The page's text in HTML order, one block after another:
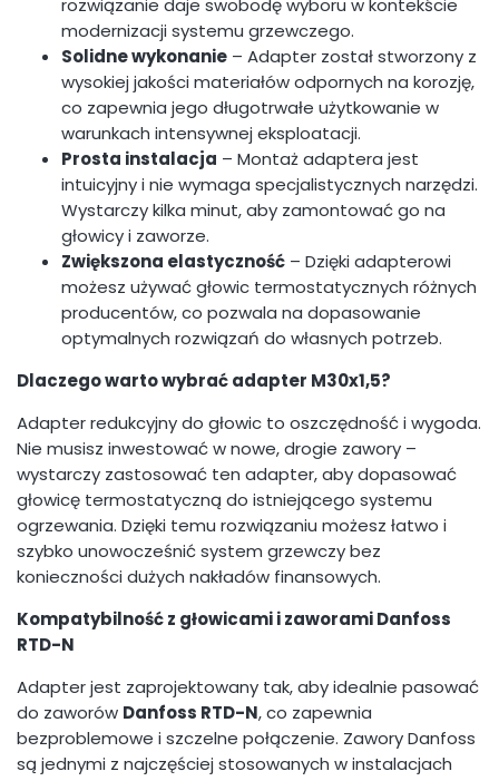
rozwiązanie daje swobodę wyboru w kontekście
modernizacji systemu grzewczego.
Solidne wykonanie – Adapter został stworzony z
wysokiej jakości materiałów odpornych na korozję,
co zapewnia jego długotrwałe użytkowanie w
warunkach intensywnej eksploatacji.
Prosta instalacja – Montaż adaptera jest
intuicyjny i nie wymaga specjalistycznych narzędzi.
Wystarczy kilka minut, aby zamontować go na
głowicy i zaworze.
Zwiększona elastyczność – Dzięki adapterowi
możesz używać głowic termostatycznych różnych
producentów, co pozwala na dopasowanie
optymalnych rozwiązań do własnych potrzeb.
Dlaczego warto wybrać adapter M30x1,5?
Adapter redukcyjny do głowic to oszczędność i wygoda.
Nie musisz inwestować w nowe, drogie zawory –
wystarczy zastosować ten adapter, aby dopasować
głowicę termostatyczną do istniejącego systemu
ogrzewania. Dzięki temu rozwiązaniu możesz łatwo i
szybko unowocześnić system grzewczy bez
konieczności dużych nakładów finansowych.
Kompatybilność z głowicami i zaworami Danfoss
RTD-N
Adapter jest zaprojektowany tak, aby idealnie pasować
do zaworów Danfoss RTD-N, co zapewnia
bezproblemowe i szczelne połączenie. Zawory Danfoss
są jednymi z najczęściej stosowanych w instalacjach